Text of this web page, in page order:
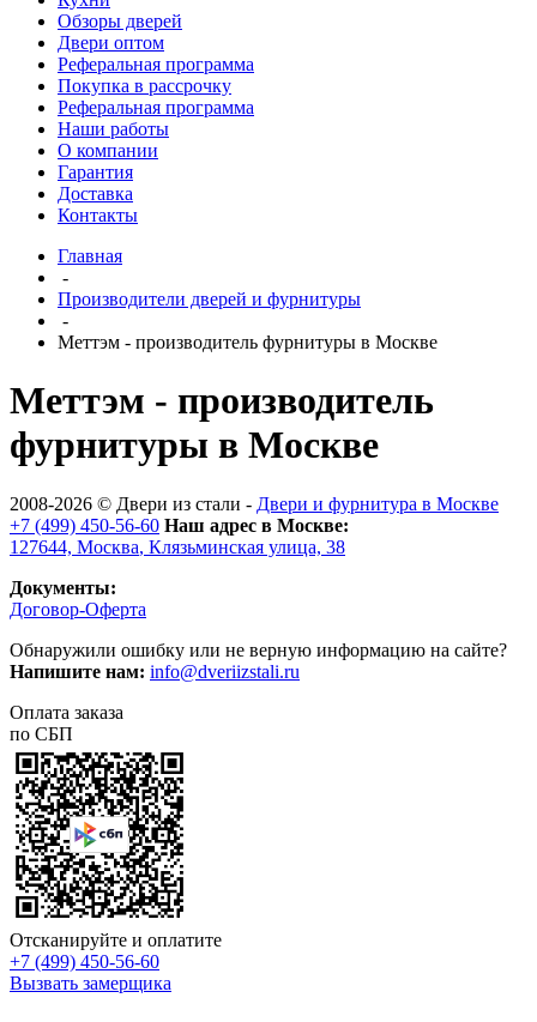
Обзоры дверей
Двери оптом
Реферальная программа
Покупка в рассрочку
Реферальная программа
Наши работы
О компании
Гарантия
Доставка
Контакты
Главная
-
Производители дверей и фурнитуры
-
Меттэм - производитель фурнитуры в Москве
Меттэм - производитель
фурнитуры в Москве
2008-2026 © Двери из стали - Двери и фурнитура в Москве
+7 (499) 450-56-60 Наш адрес в Москве:
127644, Москва, Клязьминская улица, 38
Документы:
Договор-Оферта
Обнаружили ошибку или не верную информацию на сайте?
Напишите нам: info@dveriizstali.ru
Оплата заказа
по СБП
Отсканируйте и оплатите
+7 (499) 450-56-60
Вызвать замерщика